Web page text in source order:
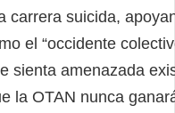
carrera suicida,
el “occidente
sienta amenazada
la OTAN nunca